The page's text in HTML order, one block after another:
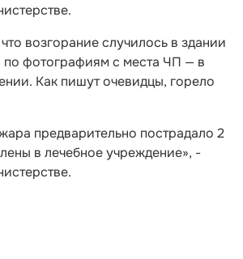
возгорание случилось в здании
по фотографиям с места ЧП — в
Как пишут очевидцы, горело
предварительно пострадало 2
в лечебное учреждение», -